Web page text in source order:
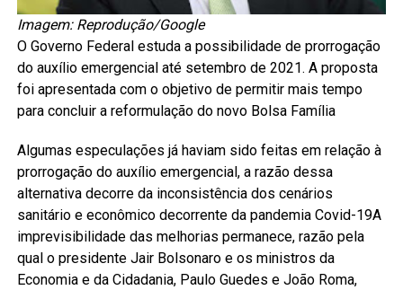
Imagem: Reprodução/Google
O Governo Federal estuda a possibilidade de prorrogação
do auxílio emergencial até setembro de 2021. A proposta
foi apresentada com o objetivo de permitir mais tempo
para concluir a reformulação do novo Bolsa Família
Algumas especulações já haviam sido feitas em relação à
prorrogação do auxílio emergencial, a razão dessa
alternativa decorre da inconsistência dos cenários
sanitário e econômico decorrente da pandemia Covid-19A
imprevisibilidade das melhorias permanece, razão pela
qual o presidente Jair Bolsonaro e os ministros da
Economia e da Cidadania, Paulo Guedes e João Roma,